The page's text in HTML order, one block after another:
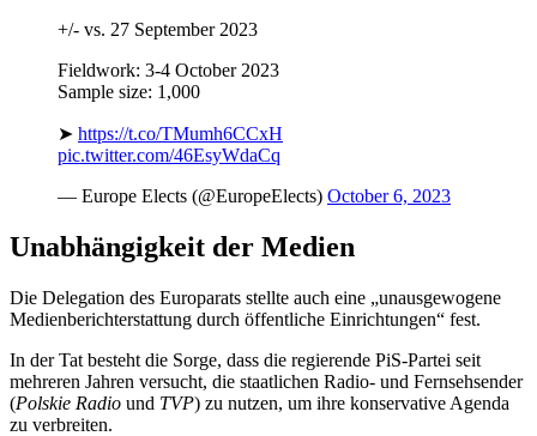
+/- vs. 27 September 2023
Fieldwork: 3-4 October 2023
Sample size: 1,000
➤ https://t.co/TMumh6CCxH
pic.twitter.com/46EsyWdaCq
— Europe Elects (@EuropeElects) October 6, 2023
Unabhängigkeit der Medien
Die Delegation des Europarats stellte auch eine „unausgewogene
Medienberichterstattung durch öffentliche Einrichtungen“ fest.
In der Tat besteht die Sorge, dass die regierende PiS-Partei seit
mehreren Jahren versucht, die staatlichen Radio- und Fernsehsender
(Polskie Radio und TVP) zu nutzen, um ihre konservative Agenda
zu verbreiten.